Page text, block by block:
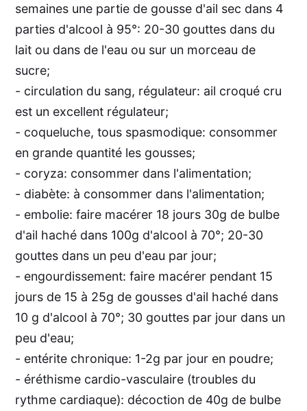
semaines une partie de gousse d'ail sec dans 4
parties d'alcool à 95°: 20-30 gouttes dans du
lait ou dans de l'eau ou sur un morceau de
sucre;
- circulation du sang, régulateur: ail croqué cru
est un excellent régulateur;
- coqueluche, tous spasmodique: consommer
en grande quantité les gousses;
- coryza: consommer dans l'alimentation;
- diabète: à consommer dans l'alimentation;
- embolie: faire macérer 18 jours 30g de bulbe
d'ail haché dans 100g d'alcool à 70°; 20-30
gouttes dans un peu d'eau par jour;
- engourdissement: faire macérer pendant 15
jours de 15 à 25g de gousses d'ail haché dans
10 g d'alcool à 70°; 30 gouttes par jour dans un
peu d'eau;
- entérite chronique: 1-2g par jour en poudre;
- éréthisme cardio-vasculaire (troubles du
rythme cardiaque): décoction de 40g de bulbe